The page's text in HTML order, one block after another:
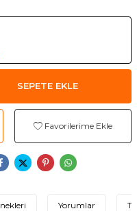
SEPETE EKLE
Favorilerime Ekle
Yorumlar